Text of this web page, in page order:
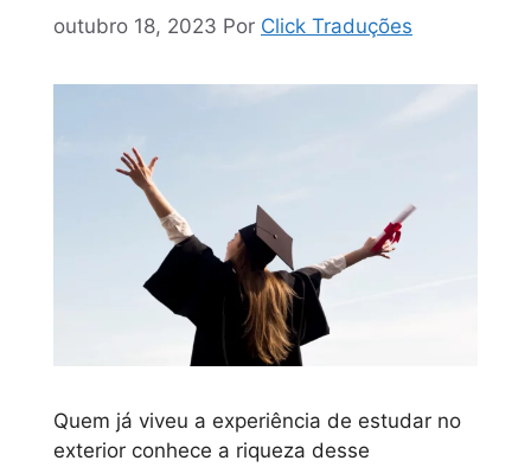
outubro 18, 2023 Por Click Traduções
Quem já viveu a experiência de estudar no
exterior conhece a riqueza desse